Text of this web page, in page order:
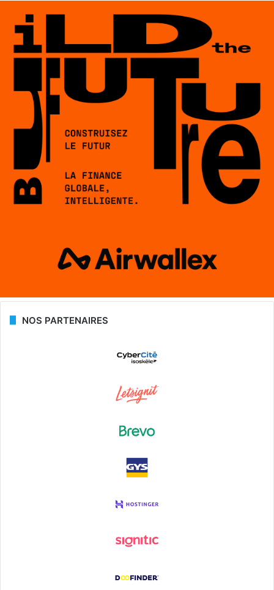
NOS PARTENAIRES